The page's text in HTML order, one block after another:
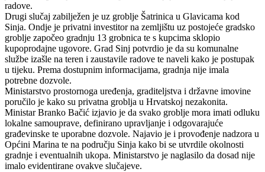
radove.
Drugi slučaj zabilježen je uz groblje Šatrinica u Glavicama kod
Sinja. Ondje je privatni investitor na zemljištu uz postojeće gradsko
groblje započeo gradnju 13 grobnica te s kupcima sklopio
kupoprodajne ugovore. Grad Sinj potvrdio je da su komunalne
službe izašle na teren i zaustavile radove te naveli kako je postupak
u tijeku. Prema dostupnim informacijama, gradnja nije imala
potrebne dozvole.
Ministarstvo prostornoga uređenja, graditeljstva i državne imovine
poručilo je kako su privatna groblja u Hrvatskoj nezakonita.
Ministar Branko Bačić izjavio je da svako groblje mora imati odluku
lokalne samouprave, definirano upravljanje i odgovarajuće
građevinske te uporabne dozvole. Najavio je i provođenje nadzora u
Općini Marina te na području Sinja kako bi se utvrdile okolnosti
gradnje i eventualnih ukopa. Ministarstvo je naglasilo da dosad nije
imalo evidentirane ovakve slučajeve.